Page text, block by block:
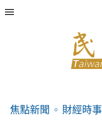
焦點新聞 財經時事